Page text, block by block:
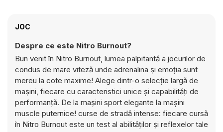
JOC
Despre ce este Nitro Burnout?
Bun venit în Nitro Burnout, lumea palpitantă a jocurilor de
condus de mare viteză unde adrenalina și emoția sunt
mereu la cote maxime! Alege dintr-o selecție largă de
mașini, fiecare cu caracteristici unice și capabilități de
performanță. De la mașini sport elegante la mașini
muscle puternice! curse de stradă intense: fiecare cursă
în Nitro Burnout este un test al abilităților și reflexelor tale